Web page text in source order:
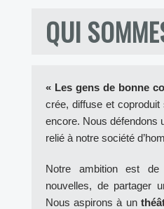
QUI
« Les gens de bonne
crée, diffuse et coproduit
encore. Nous défendons
relié à notre société
Notre ambition est de
nouvelles, de partager
Nous aspirons à un